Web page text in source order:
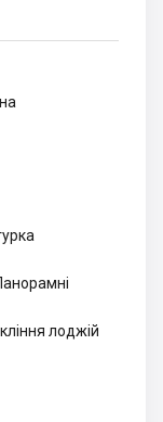
лоджій